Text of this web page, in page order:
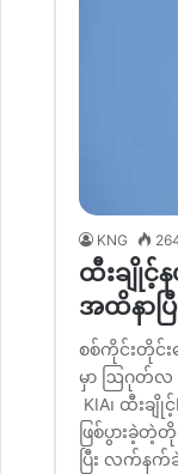
KNG
ထီးချို
အထိနာပ
စစ်ကိုင်းတိုင်း
မှာ ဩဂုတ်လ
KIA၊ ထီးချို
ဖြစ်ပွားခဲ့
ပြီး လက်န